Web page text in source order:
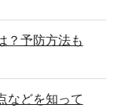
？予防方法も
などを知って